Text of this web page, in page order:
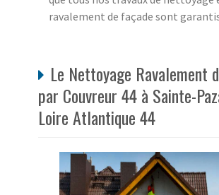
ravalement de façade sont
Le Nettoyage Ravalement
par Couvreur 44 à Sainte-
Loire Atlantique 44